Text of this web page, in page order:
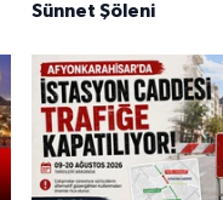
Sünnet Şöleni